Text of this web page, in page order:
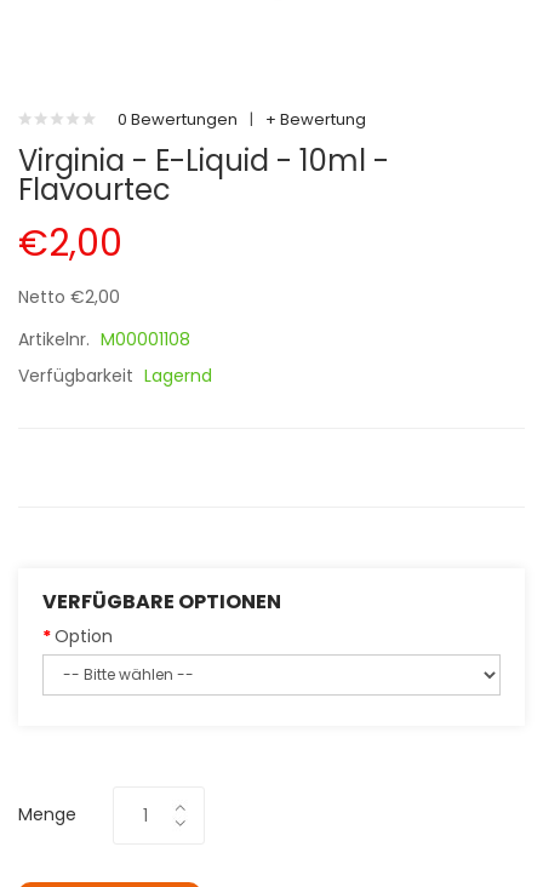
0 Bewertungen | + Bewertung
Virginia - E-Liquid - 10ml -
Flavourtec
€2,00
Netto €2,00
Artikelnr. M00001108
Verfügbarkeit Lagernd
VERFÜGBARE OPTIONEN
Option
Menge